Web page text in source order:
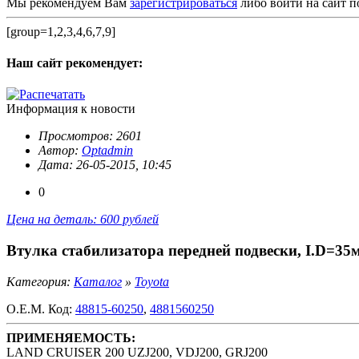
[group=1,2,3,4,6,7,9]
Наш сайт рекомендует:
Информация к новости
Просмотров: 2601
Автор: Optadmin
Дата: 26-05-2015, 10:45
0
Цена на деталь: 600 рублей
Втулка стабилизатора передней подвески,
Категория: Каталог » Toyota
O.E.M. Код: 48815-60250, 4881560250
ПРИМЕНЯЕМОСТЬ:
LAND CRUISER 200 UZJ200, VDJ200, GRJ200